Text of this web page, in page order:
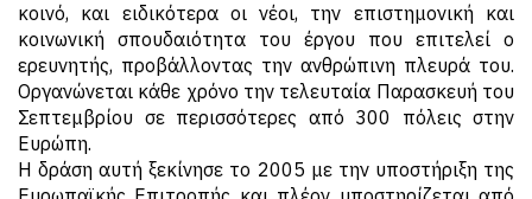
κοινό, και ειδικότερα οι νέοι, την επιστημονική και
κοινωνική σπουδαιότητα του έργου που επιτελεί ο
ερευνητής, προβάλλοντας την ανθρώπινη πλευρά του.
Οργανώνεται κάθε χρόνο την τελευταία Παρασκευή του
Σεπτεμβρίου σε περισσότερες από 300 πόλεις στην
Ευρώπη.
Η δράση αυτή ξεκίνησε το 2005 με την υποστήριξη της